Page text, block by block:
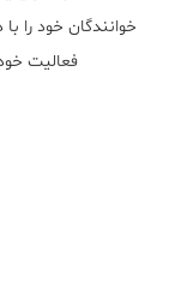
خوانندگان خود را
فعالیت خود را در